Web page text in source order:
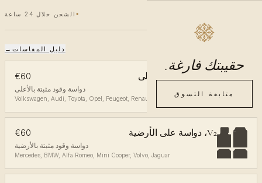
حقيبتك فارغة.
متابعة التسوق
الشحن خلال 24 ساعة
دليل المقاسات →
€60
دواسة وقود مثبتة بالأعلى
Volkswagen, Audi, Toyota, Opel, Peugeot, Renault, Ford, Kia
V2، دواسة على الأرضية €60
دواسة وقود مثبتة بالأرضية
Mercedes, BMW, Alfa Romeo, Mini Cooper, Volvo, Jaguar